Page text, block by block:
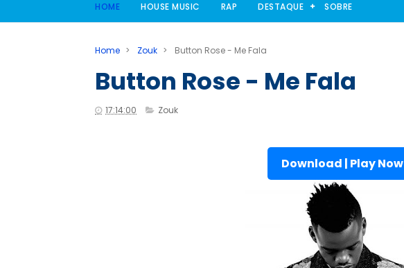
HOME HOUSE MUSIC RAP DESTAQUE SOBRE
Home > Zouk > Button Rose - Me Fala
Button Rose - Me Fala
17:14:00 Zouk
Download | Play Now